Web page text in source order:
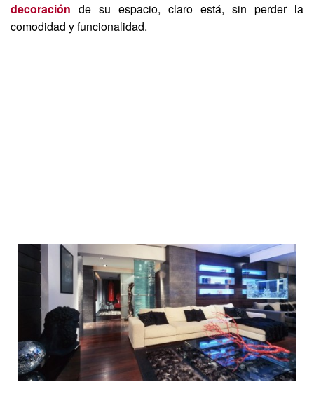
decoración de su espacio, claro está, sin perder la
comodidad y funcionalidad.